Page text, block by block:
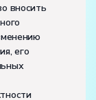
вносить
его